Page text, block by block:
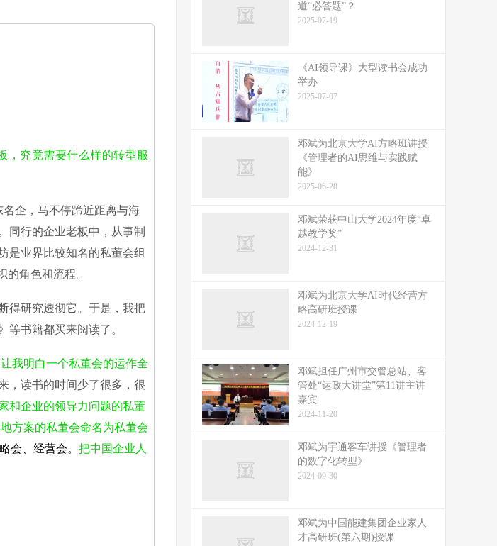
，究竟需要什么样的转型服
企，马不停蹄近距离与海
同行的企业老板中，从事制
是业界比较知名的私董会组
的角色和流程。
研究透彻它。于是，我把
等书籍都买来阅读了。
我明白一个私董会的运作全
，读书的时间少了很多，很
和企业的领导力问题的私董
方案的私董会命名为私董会
会、经营会。 把中国企业人
道“必答题”？
2025-07-19
《AI领导课》大型读书会成功
举办
2025-07-07
邓斌为北京大学AI方略班讲授
《管理者的AI思维与实践赋
能》
2025-06-28
邓斌荣获中山大学2024年度“卓
越教学奖”
2024-12-31
邓斌为北京大学AI时代经营方
略高研班授课
2024-12-19
邓斌担任广州市交管总站、客
管处“运政大讲堂”第11讲主讲
嘉宾
2024-11-20
邓斌为宇通客车讲授《管理者
的数字化转型》
2024-09-30
邓斌为中国能建集团企业家人
才高研班(第六期)授课